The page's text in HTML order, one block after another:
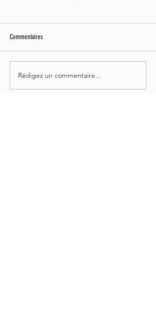
FESTIVALER : SOIF DE MUSIQUE 2022
Commentaires
Rédigez un commentaire...